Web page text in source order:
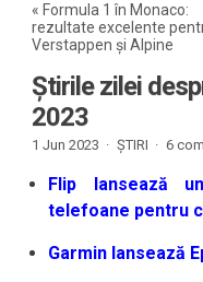
« Formula 1 în Monaco:
rezultate excelente
Verstappen și Alpine
Știrile zilei
2023
1 Jun 2023 · ȘTIRI · 6
Flip lansează
telefoane pentru
Garmin lansează